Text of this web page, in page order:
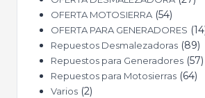
OFERTA MOTOSIERRA 54
OFERTA PARA GENERADORES 14
Repuestos Desmalezadoras 89
Repuestos para Generadores 57
Repuestos para Motosierras 64
Varios 2